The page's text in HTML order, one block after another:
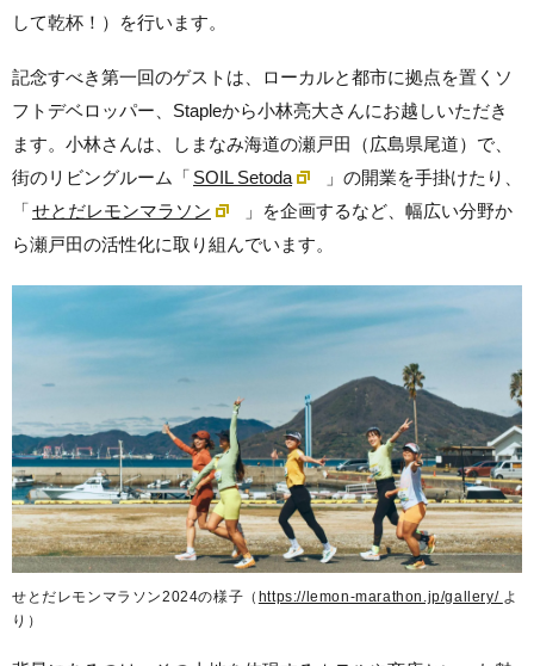
して乾杯！）を行います。
記念すべき第一回のゲストは、ローカルと都市に拠点を置くソ
フトデベロッパー、Stapleから小林亮大さんにお越しいただき
ます。小林さんは、しまなみ海道の瀬戸田（広島県尾道）で、
街のリビングルーム「 SOIL Setoda
」の開業を手掛けたり、
「せとだレモンマラソン
」を企画するなど、幅広い分野か
ら瀬戸田の活性化に取り組んでいます。
せとだレモンマラソン2024の様子（ https://lemon-marathon.jp/gallery/ よ
り）